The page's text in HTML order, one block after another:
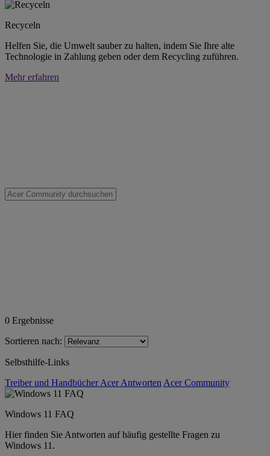
Recyceln
Helfen Sie, die Umwelt sauber zu halten, indem Sie Ihre alte
Technologie in Zahlung geben oder dem Recycling zuführen.
Mehr erfahren
0 Ergebnisse
Sortieren nach:
Selbsthilfe-Links
Treiber und HandbücherAcer Antworten Acer Community
Windows 11 FAQ
Hier finden Sie Antworten auf häufig gestellte Fragen zu
Windows 11.